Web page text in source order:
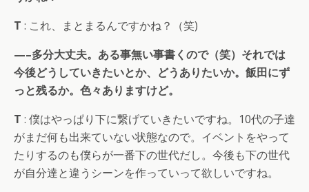
T : これ、まとまるんですかね？（笑)
—–多分大丈夫。ある事無い事書くので（笑）それでは
今後どうしていきたいとか、どうありたいか。飯田にず
っと残るか。色々ありますけど。
T : 僕はやっぱり下に繋げていきたいですね。10代の子達
がまだ何も出来ていない状態なので。イベントをやって
たりするのも僕らが一番下の世代だし。今後も下の世代
が自分達と違うシーンを作っていって欲しいですね。